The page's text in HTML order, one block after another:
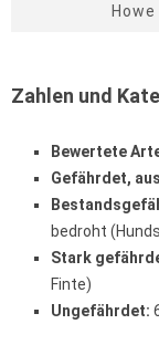
Howe
Zahlen und
Bewertete
Gefährdet,
bedroht
Stark
Finte)
Ungefährdet: